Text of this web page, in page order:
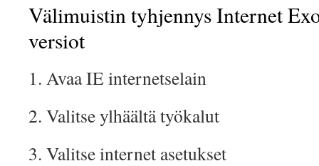
Välimuistin tyhjennys Internet
versiot
1. Avaa IE internetselain
2. Valitse ylhäältä työkalut
3. Valitse internet asetukset